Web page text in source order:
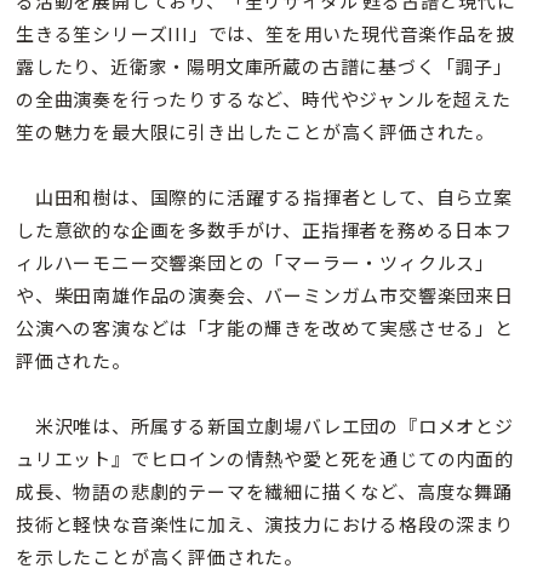
生きる笙シリーズIII」では、笙を用いた現代音楽作品を披
露したり、近衛家・陽明文庫所蔵の古譜に基づく「調子」
の全曲演奏を行ったりするなど、時代やジャンルを超えた
笙の魅力を最大限に引き出したことが高く評価された。
山田和樹は、国際的に活躍する指揮者として、自ら立案
した意欲的な企画を多数手がけ、正指揮者を務める日本フ
ィルハーモニー交響楽団との「マーラー・ツィクルス」
や、柴田南雄作品の演奏会、バーミンガム市交響楽団来日
公演への客演などは「才能の輝きを改めて実感させる」と
評価された。
米沢唯は、所属する新国立劇場バレエ団の『ロメオとジ
ュリエット』でヒロインの情熱や愛と死を通じての内面的
成長、物語の悲劇的テーマを繊細に描くなど、高度な舞踊
技術と軽快な音楽性に加え、演技力における格段の深まり
を示したことが高く評価された。